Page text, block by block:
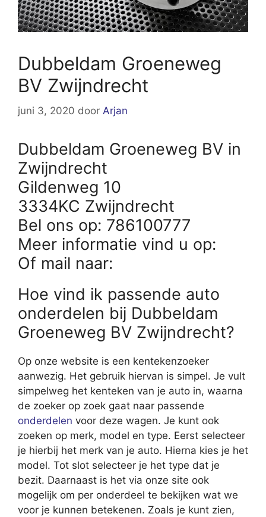
Dubbeldam Groeneweg
BV Zwijndrecht
juni 3, 2020 door Arjan
Dubbeldam Groeneweg BV in
Zwijndrecht
Gildenweg 10
3334KC Zwijndrecht
Bel ons op: 786100777
Meer informatie vind u op:
Of mail naar:
Hoe vind ik passende auto
onderdelen bij Dubbeldam
Groeneweg BV Zwijndrecht?
Op onze website is een kentekenzoeker
aanwezig. Het gebruik hiervan is simpel. Je vult
simpelweg het kenteken van je auto in, waarna
de zoeker op zoek gaat naar passende
onderdelen voor deze wagen. Je kunt ook
zoeken op merk, model en type. Eerst selecteer
je hierbij het merk van je auto. Hierna kies je het
model. Tot slot selecteer je het type dat je
bezit. Daarnaast is het via onze site ook
mogelijk om per onderdeel te bekijken wat we
voor je kunnen betekenen. Zoals je kunt zien,